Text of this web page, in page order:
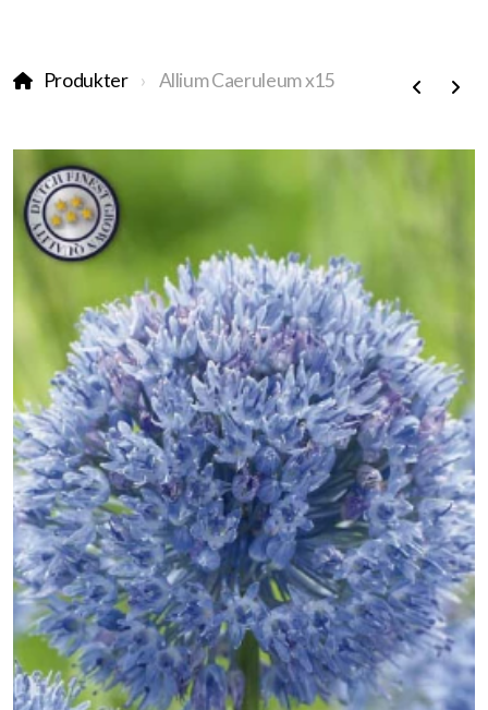
Produkter Allium Caeruleum x15